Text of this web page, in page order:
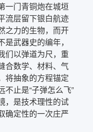
一门青铜炮在城垣
流层留下银白航迹
力的生物，而开
武器史的编年，
们以弹道为尺，重
合数学、材料、气
将抽象的方程锚定
止是“子弹怎么飞”
，是技术理性的试
确定性的一次庄严